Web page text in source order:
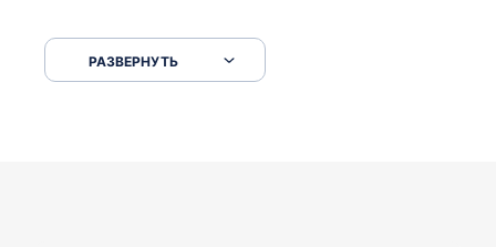
серпантинах по пути следования.
РАЗВЕРНУТЬ